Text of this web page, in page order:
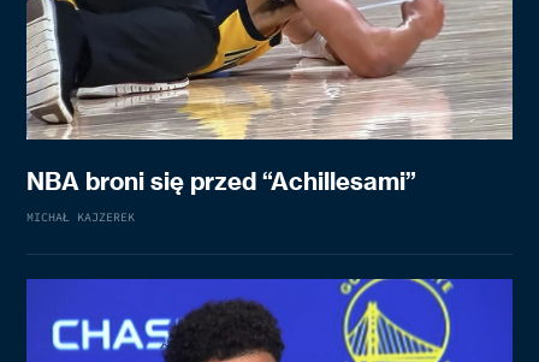
NBA broni się przed “Achillesami”
MICHAŁ KAJZEREK